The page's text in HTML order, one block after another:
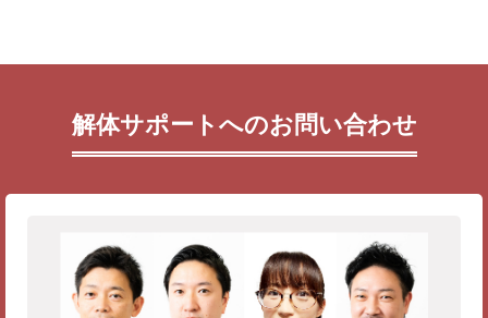
解体サポートへのお問い合わせ